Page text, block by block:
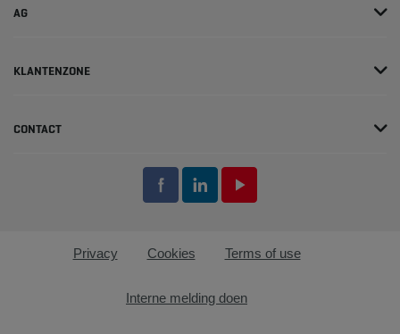
AG
KLANTENZONE
CONTACT
Privacy Cookies Terms of use
Interne melding doen